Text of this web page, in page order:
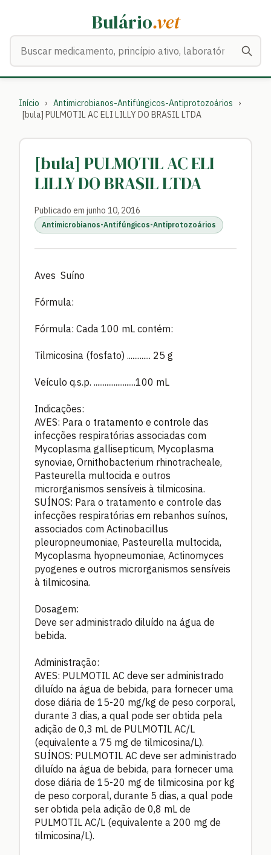
Bulário.vet
Início › Antimicrobianos-Antifúngicos-Antiprotozoários
›
[bula] PULMOTIL AC ELI LILLY DO BRASIL LTDA
[bula] PULMOTIL AC ELI
LILLY DO BRASIL LTDA
Publicado em junho 10, 2016
Antimicrobianos-Antifúngicos-Antiprotozoários
Aves Suíno
Fórmula:
Fórmula: Cada 100 mL contém:
Tilmicosina (fosfato) ............. 25 g
Veículo q.s.p. .......................100 mL
Indicações:
AVES: Para o tratamento e controle das
infecções respiratórias associadas com
Mycoplasma gallisepticum, Mycoplasma
synoviae, Ornithobacterium rhinotracheale,
Pasteurella multocida e outros
microrganismos sensíveis à tilmicosina.
SUÍNOS: Para o tratamento e controle das
infecções respiratórias em rebanhos suínos,
associados com Actinobacillus
pleuropneumoniae, Pasteurella multocida,
Mycoplasma hyopneumoniae, Actinomyces
pyogenes e outros microrganismos sensíveis
à tilmicosina.
Dosagem:
Deve ser administrado diluído na água de
bebida.
Administração:
AVES: PULMOTIL AC deve ser administrado
diluído na água de bebida, para fornecer uma
dose diária de 15-20 mg/kg de peso corporal,
durante 3 dias, a qual pode ser obtida pela
adição de 0,3 mL de PULMOTIL AC/L
(equivalente a 75 mg de tilmicosina/L).
SUÍNOS: PULMOTIL AC deve ser administrado
diluído na água de bebida, para fornecer uma
dose diária de 15-20 mg de tilmicosina por kg
de peso corporal, durante 5 dias, a qual pode
ser obtida pela adição de 0,8 mL de
PULMOTIL AC/L (equivalente a 200 mg de
tilmicosina/L).